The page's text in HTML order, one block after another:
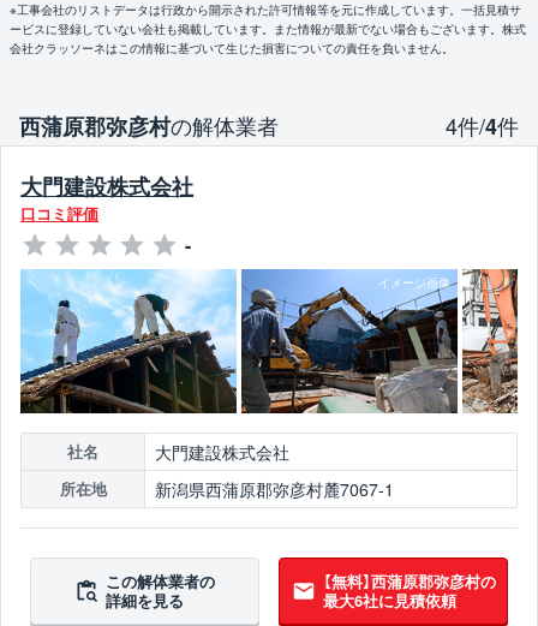
※工事会社のリストデータは行政から開示された許可情報等を元に作成しています。一括見積サ
ービスに登録していない会社も掲載しています。また情報が最新でない場合もございます。株式
会社クラッソーネはこの情報に基づいて生じた損害についての責任を負いません。
西蒲原郡弥彦村の解体業者 4件/4件
大門建設株式会社
口コミ評価
-
社名 大門建設株式会社
所在地 新潟県西蒲原郡弥彦村麓7067-1
この解体業者の
詳細を見る
【無料】西蒲原郡弥彦村の
最大6社に見積依頼